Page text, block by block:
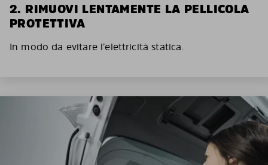
2. RIMUOVI LENTAMENTE LA PELLICOLA
PROTETTIVA
In modo da evitare l’elettricità statica.